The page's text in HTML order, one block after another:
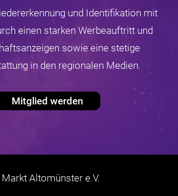
und Identifikation mit
einen starken Werbeauftritt und
sowie eine stetige
in den regionalen Medien.
Mitglied werden
Altomünster e.V.